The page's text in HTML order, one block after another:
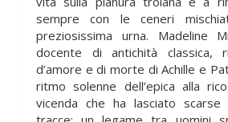
sempre con le ceneri
preziosissima urna. Madeline
docente di antichità classica,
d’amore e di morte di Achille e
ritmo solenne dell’epica alla
vicenda che ha lasciato scarse